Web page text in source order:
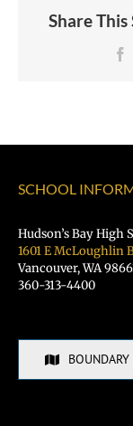
Share
SCHOOL
Hudson’s Bay High
1601 E McLoughlin
Vancouver, WA
360-313-4400